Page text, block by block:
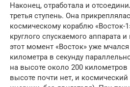
Наконец, отработала и
третья ступень. Она
космическому кораблю «Восток-
круглого спускаемого аппарата
этот момент «Восток» уже
километра в секунду
на высоте около 200 километров
высоте почти нет, и